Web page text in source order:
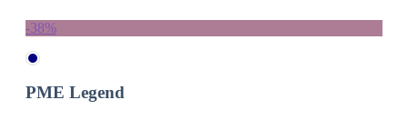
-38%
PME Legend